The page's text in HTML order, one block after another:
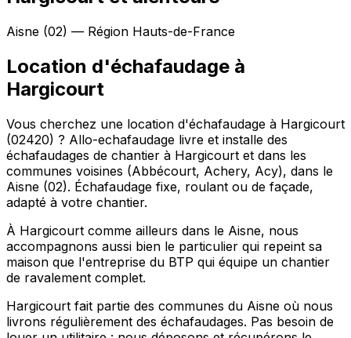
Aisne (02) — Région Hauts-de-France
Location d'échafaudage à
Hargicourt
Vous cherchez une location d'échafaudage à Hargicourt
(02420) ? Allo-echafaudage livre et installe des
échafaudages de chantier à Hargicourt et dans les
communes voisines (Abbécourt, Achery, Acy), dans le
Aisne (02). Échafaudage fixe, roulant ou de façade,
adapté à votre chantier.
À Hargicourt comme ailleurs dans le Aisne, nous
accompagnons aussi bien le particulier qui repeint sa
maison que l'entreprise du BTP qui équipe un chantier
de ravalement complet.
Hargicourt fait partie des communes du Aisne où nous
livrons régulièrement des échafaudages. Pas besoin de